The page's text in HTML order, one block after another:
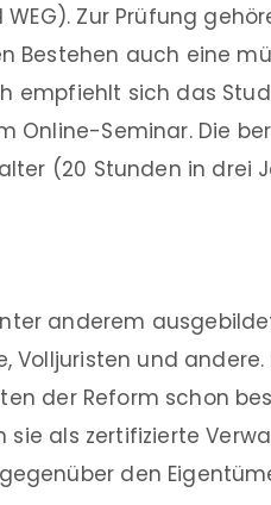
Zur Prüfung
auch eine
empfiehlt sich das
Online-Seminar. Die
(20 Stunden in drei
anderem
und andere.
der Reform schon
sie als zertifizierte
den